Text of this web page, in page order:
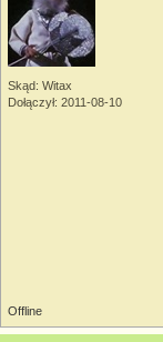
Skąd: Witax
Dołączył: 2011-08-10
Offline